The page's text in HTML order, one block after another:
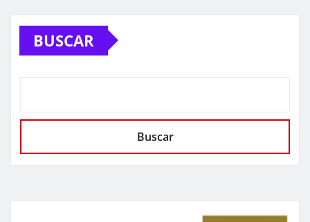
BUSCAR
Buscar